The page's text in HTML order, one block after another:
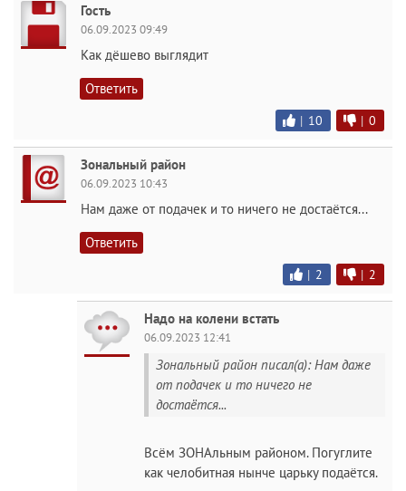
Гость
06.09.2023 09:49
Как дёшево выглядит
Ответить
| 10 | 0
Зональный район
06.09.2023 10:43
Нам даже от подачек и то ничего не достаётся...
Ответить
| 2 | 2
Надо на колени встать
06.09.2023 12:41
Зональный район писал(а): Нам даже
от подачек и то ничего не
достаётся...
Всём ЗОНАльным районом. Погуглите
как челобитная нынче царьку подаётся.